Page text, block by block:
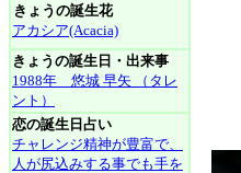
きょうの誕生花
アカシア(Acacia)
きょうの誕生日・出来事
1988年 悠城 早矢 （タレ
ント）
恋の誕生日占い
チャレンジ精神が豊富で、
人が尻込みする事でも手を